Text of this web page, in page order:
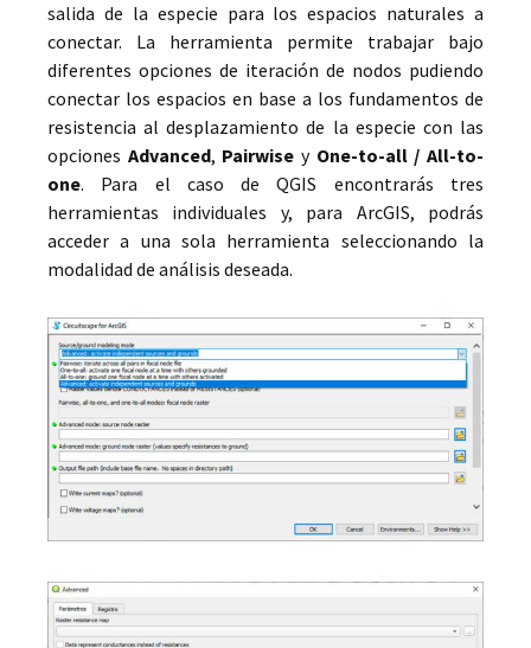
salida de la especie para los espacios naturales a
conectar. La herramienta permite trabajar bajo
diferentes opciones de iteración de nodos pudiendo
conectar los espacios en base a los fundamentos de
resistencia al desplazamiento de la especie con las
opciones Advanced, Pairwise y One-to-all / All-to-
one. Para el caso de QGIS encontrarás tres
herramientas individuales y, para ArcGIS, podrás
acceder a una sola herramienta seleccionando la
modalidad de análisis deseada.